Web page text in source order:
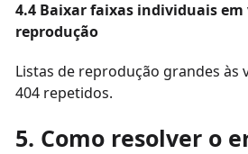
4.4 Baixar faixas individuais em
reprodução
Listas de reprodução grandes às
404 repetidos.
5. Como resolver o